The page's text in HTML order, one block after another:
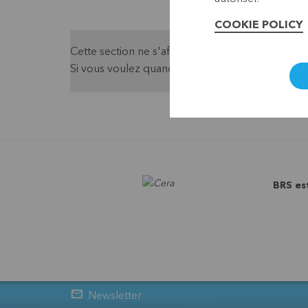
Cette section ne s'affiche pas parce que vous
Si vous voulez quand même voir le contenu,
BRS
Newsletter
COOKIE POLICY